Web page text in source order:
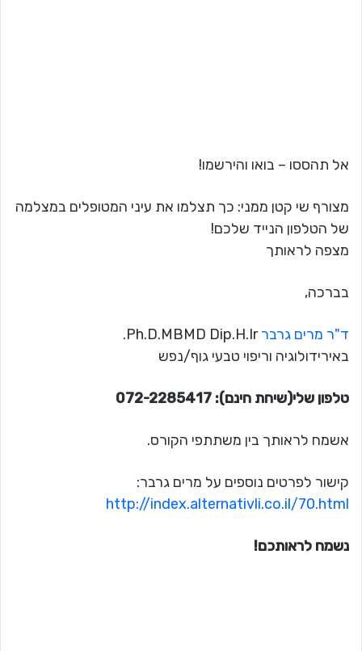
אל תהססו – בואו והירשמו!
מצורף שי קטן ממני: כך תצלמו את עיני המטופלים במצלמה
של הטלפון הנייד שלכם!
מצפה לראותך
בברכה,
ד"ר מרים גרברPh.D.MBMD Dip.H.Ir.
באירידולוגיה וריפוי טבעי גוף/נפש
טלפון שלי(שיחת חינם): 072-2285417
אשמח לראותך בין משתתפי הקורס.
קישור לפרטים נוספים על מרים גרבר:
http://index.alternativli.co.il/70.html
נשמח לראותכם!